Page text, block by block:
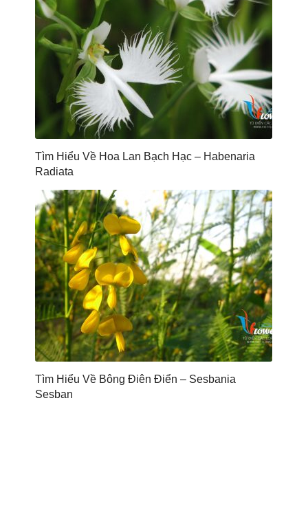
Tìm Hiểu Về Hoa Lan Bạch Hạc – Habenaria
Radiata
Tìm Hiểu Về Bông Điên Điển – Sesbania
Sesban